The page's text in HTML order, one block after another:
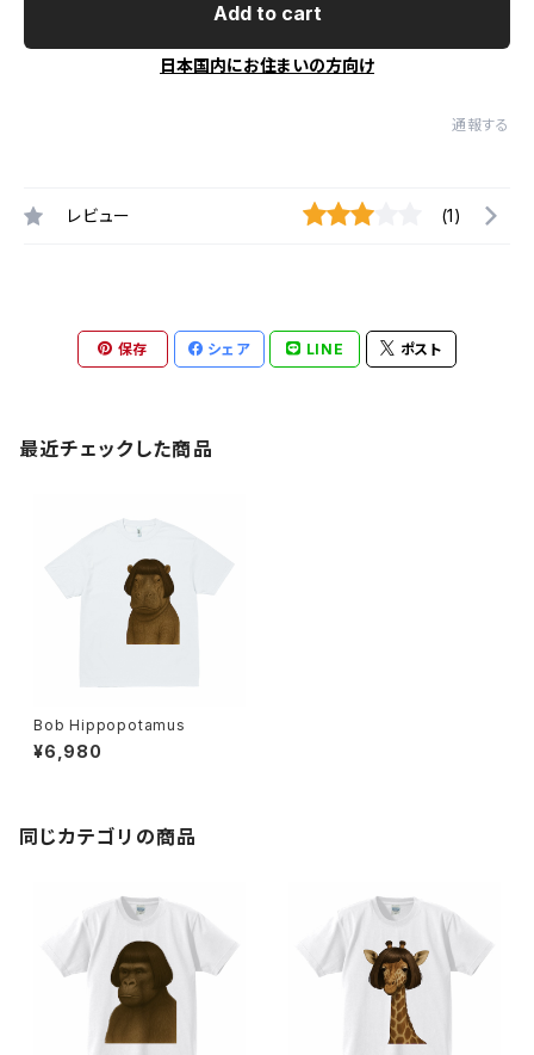
Add to cart
日本国内にお住まいの方向け
通報する
レビュー (1)
保存 シェア LINE ポスト
最近チェックした商品
Bob Hippopotamus
¥6,980
同じカテゴリの商品